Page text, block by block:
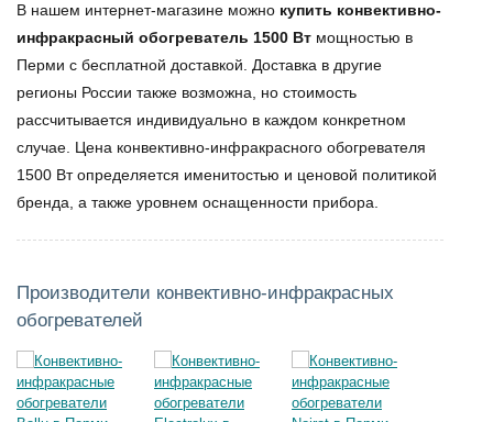
В нашем интернет-магазине можно купить конвективно-
инфракрасный обогреватель 1500 Вт мощностью в
Перми с бесплатной доставкой. Доставка в другие
регионы России также возможна, но стоимость
рассчитывается индивидуально в каждом конкретном
случае. Цена конвективно-инфракрасного обогревателя
1500 Вт определяется именитостью и ценовой политикой
бренда, а также уровнем оснащенности прибора.
Производители конвективно-инфракрасных
обогревателей